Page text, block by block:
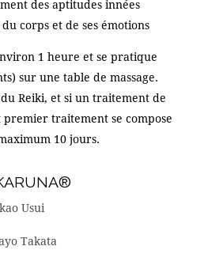
des aptitudes innées
corps et de ses émotions
1 heure et se pratique
sur une table de massage.
Reiki, et si un traitement de
traitement se compose
10 jours.
Usui
Takata